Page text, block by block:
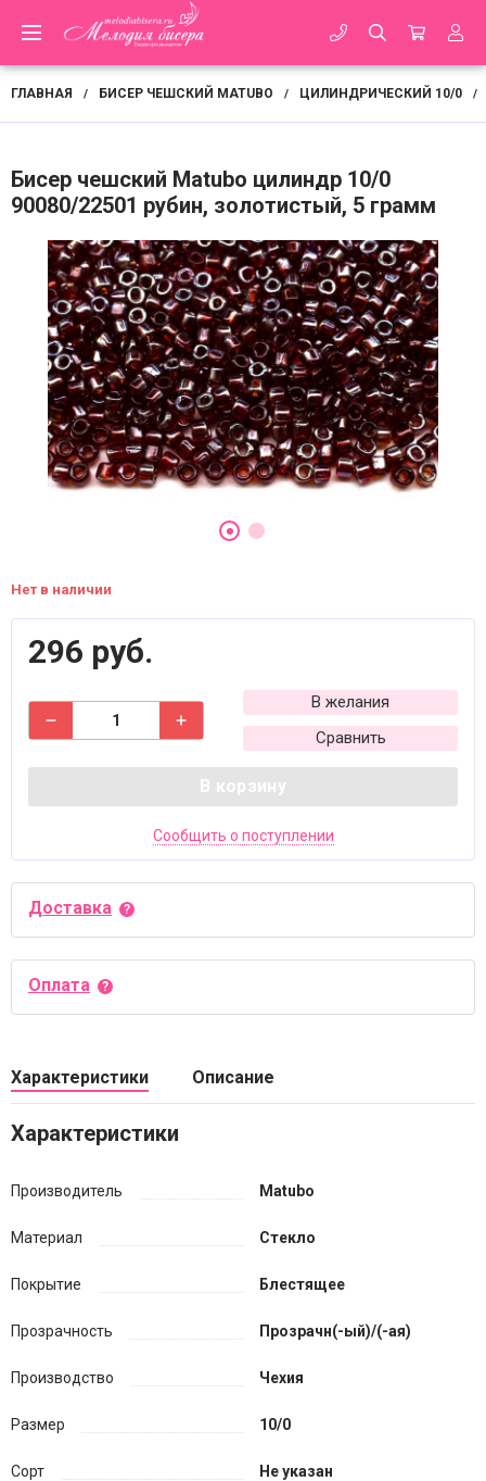
ГЛАВНАЯ / БИСЕР ЧЕШСКИЙ MATUBO / ЦИЛИНДРИЧЕСКИЙ 10/0 /
Бисер чешский Matubo цилиндр 10/0
90080/22501 рубин, золотистый, 5 грамм
Нет в наличии
296 руб.
В желания
Сравнить
В корзину
Сообщить о поступлении
Доставка
Оплата
Характеристики Описание
Характеристики
Производитель Matubo
Материал Стекло
Покрытие Блестящее
Прозрачность Прозрачн(-ый)/(-ая)
Производство Чехия
Размер 10/0
Сорт Не указан